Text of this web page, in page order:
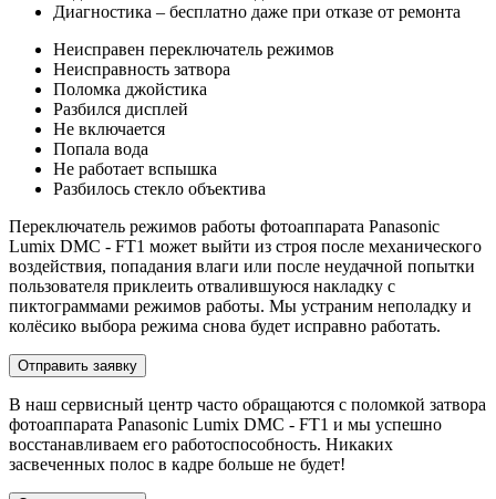
Диагностика – бесплатно даже при отказе от ремонта
Неисправен переключатель режимов
Неисправность затвора
Поломка джойстика
Разбился дисплей
Не включается
Попала вода
Не работает вспышка
Разбилось стекло объектива
Переключатель режимов работы фотоаппарата Panasonic
Lumix DMC - FT1 может выйти из строя после механического
воздействия, попадания влаги или после неудачной попытки
пользователя приклеить отвалившуюся накладку с
пиктограммами режимов работы. Мы устраним неполадку и
колёсико выбора режима снова будет исправно работать.
Отправить заявку
В наш сервисный центр часто обращаются с поломкой затвора
фотоаппарата Panasonic Lumix DMC - FT1 и мы успешно
восстанавливаем его работоспособность. Никаких
засвеченных полос в кадре больше не будет!